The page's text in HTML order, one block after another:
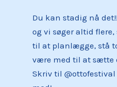
Du kan stadig nå
og vi søger altid
til at planlægge, stå
være med til at sætte
Skriv til